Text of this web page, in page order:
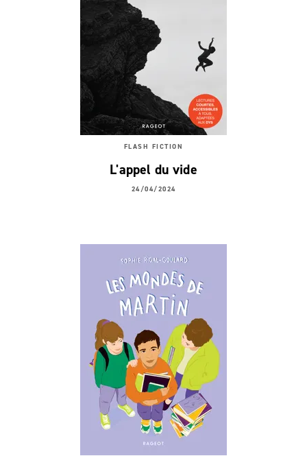
FLASH FICTION
L'appel du vide
24/04/2024